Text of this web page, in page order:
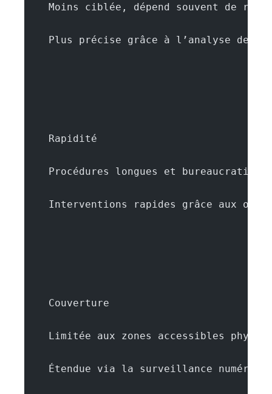
Moins ciblée, dépend souvent de
Plus précise grâce à l’analyse de
    Rapidité
Procédures longues et
Interventions rapides grâce aux
    Couverture
Limitée aux zones accessibles
Étendue via la surveillance